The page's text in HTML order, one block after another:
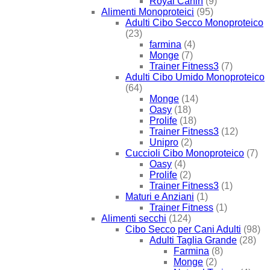
Alimenti Monoproteici (95)
Adulti Cibo Secco Monoproteico
(23)
farmina (4)
Monge (7)
Trainer Fitness3 (7)
Adulti Cibo Umido Monoproteico
(64)
Monge (14)
Oasy (18)
Prolife (18)
Trainer Fitness3 (12)
Unipro (2)
Cuccioli Cibo Monoproteico (7)
Oasy (4)
Prolife (2)
Trainer Fitness3 (1)
Maturi e Anziani (1)
Trainer Fitness (1)
Alimenti secchi (124)
Cibo Secco per Cani Adulti (98)
Adulti Taglia Grande (28)
Farmina (8)
Monge (2)